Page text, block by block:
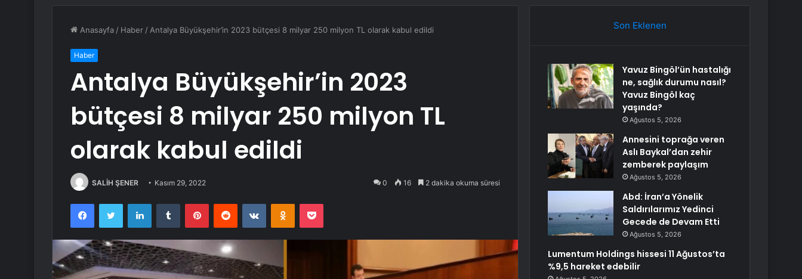
Anasayfa / Haber / Antalya Büyükşehir’in 2023 bütçesi 8 milyar 250 milyon TL olarak kabul edildi
Haber
Antalya Büyükşehir’in 2023
bütçesi 8 milyar 250 milyon TL
olarak kabul edildi
SALİH ŞENER Kasım 29, 2022 0 16 2 dakika okuma süresi
FacebookTwitter LinkedInTumblr PinterestReddit VKontakteOdnoklassniki
Pocket
Son Eklenen
Yavuz Bingöl’ün hastalığı
ne, sağlık durumu nasıl?
Yavuz Bingöl kaç
yaşında?
Ağustos 5, 2026
Annesini toprağa veren
Aslı Baykal’dan zehir
zemberek paylaşım
Ağustos 5, 2026
Abd: İran’a Yönelik
Saldırılarımız Yedinci
Gecede de Devam Etti
Ağustos 5, 2026
Lumentum Holdings hissesi 11 Ağustos’ta
%9,5 hareket edebilir